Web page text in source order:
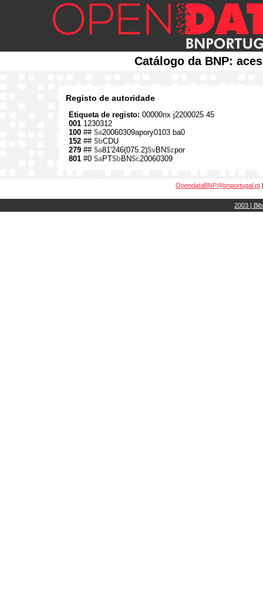
Catálogo da BNP:
Registo de autoridade
Etiqueta de registo: 00000nx j2200025 45
001 1230312
100 ## $a20060309apory0103 ba0
152 ## $bCDU
279 ## $a81'246(075.2)$vBN$zpor
801 #0 $aPT$bBN$c20060309
OpendataBNP@bnportugal.pt
2003 |